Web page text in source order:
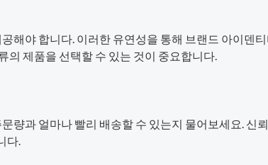
해야 합니다. 이러한 유연성을 통해 브랜드 아이덴
의 제품을 선택할 수 있는 것이 중요합니다.
량과 얼마나 빨리 배송할 수 있는지 물어보세요. 신
다.